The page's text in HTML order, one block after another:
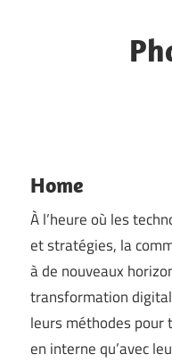
Home
À l’heure où les
et stratégies, la
à de nouveaux
transformation
leurs méthodes
en interne qu’avec